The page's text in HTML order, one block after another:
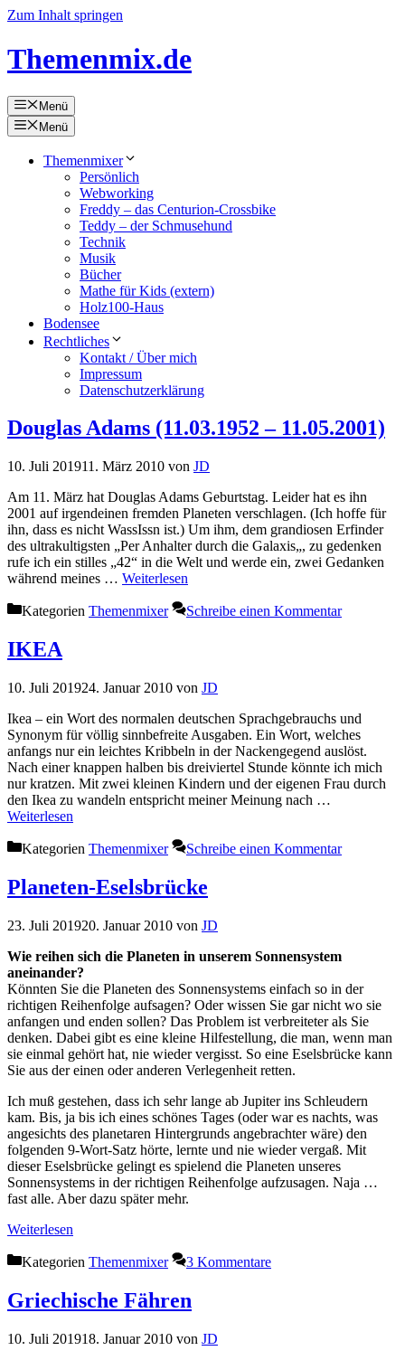
Zum Inhalt springen
Themenmix.de
Menü
Menü
Themenmixer
Persönlich
Webworking
Freddy – das Centurion-Crossbike
Teddy – der Schmusehund
Technik
Musik
Bücher
Mathe für Kids (extern)
Holz100-Haus
Bodensee
Rechtliches
Kontakt / Über mich
Impressum
Datenschutzerklärung
Douglas Adams (11.03.1952 – 11.05.2001)
10. Juli 201911. März 2010 von JD
Am 11. März hat Douglas Adams Geburtstag. Leider hat es ihn
2001 auf irgendeinen fremden Planeten verschlagen. (Ich hoffe für
ihn, dass es nicht WassIssn ist.) Um ihm, dem grandiosen Erfinder
des ultrakultigsten „Per Anhalter durch die Galaxis„, zu gedenken
rufe ich ein stilles „42“ in die Welt und werde ein, zwei Gedanken
während meines … Weiterlesen
Kategorien Themenmixer Schreibe einen Kommentar
IKEA
10. Juli 201924. Januar 2010 von JD
Ikea – ein Wort des normalen deutschen Sprachgebrauchs und
Synonym für völlig sinnbefreite Ausgaben. Ein Wort, welches
anfangs nur ein leichtes Kribbeln in der Nackengegend auslöst.
Nach einer knappen halben bis dreiviertel Stunde könnte ich mich
nur kratzen. Mit zwei kleinen Kindern und der eigenen Frau durch
den Ikea zu wandeln entspricht meiner Meinung nach …
Weiterlesen
Kategorien Themenmixer Schreibe einen Kommentar
Planeten-Eselsbrücke
23. Juli 201920. Januar 2010 von JD
Wie reihen sich die Planeten in unserem Sonnensystem
aneinander?
Könnten Sie die Planeten des Sonnensystems einfach so in der
richtigen Reihenfolge aufsagen? Oder wissen Sie gar nicht wo sie
anfangen und enden sollen? Das Problem ist verbreiteter als Sie
denken. Dabei gibt es eine kleine Hilfestellung, die man, wenn man
sie einmal gehört hat, nie wieder vergisst. So eine Eselsbrücke kann
Sie aus der einen oder anderen Verlegenheit retten.
Ich muß gestehen, dass ich sehr lange ab Jupiter ins Schleudern
kam. Bis, ja bis ich eines schönes Tages (oder war es nachts, was
angesichts des planetaren Hintergrunds angebrachter wäre) den
folgenden 9-Wort-Satz hörte, lernte und nie wieder vergaß. Mit
dieser Eselsbrücke gelingt es spielend die Planeten unseres
Sonnensystems in der richtigen Reihenfolge aufzusagen. Naja …
fast alle. Aber dazu später mehr.
Weiterlesen
Kategorien Themenmixer 3 Kommentare
Griechische Fähren
10. Juli 201918. Januar 2010 von JD